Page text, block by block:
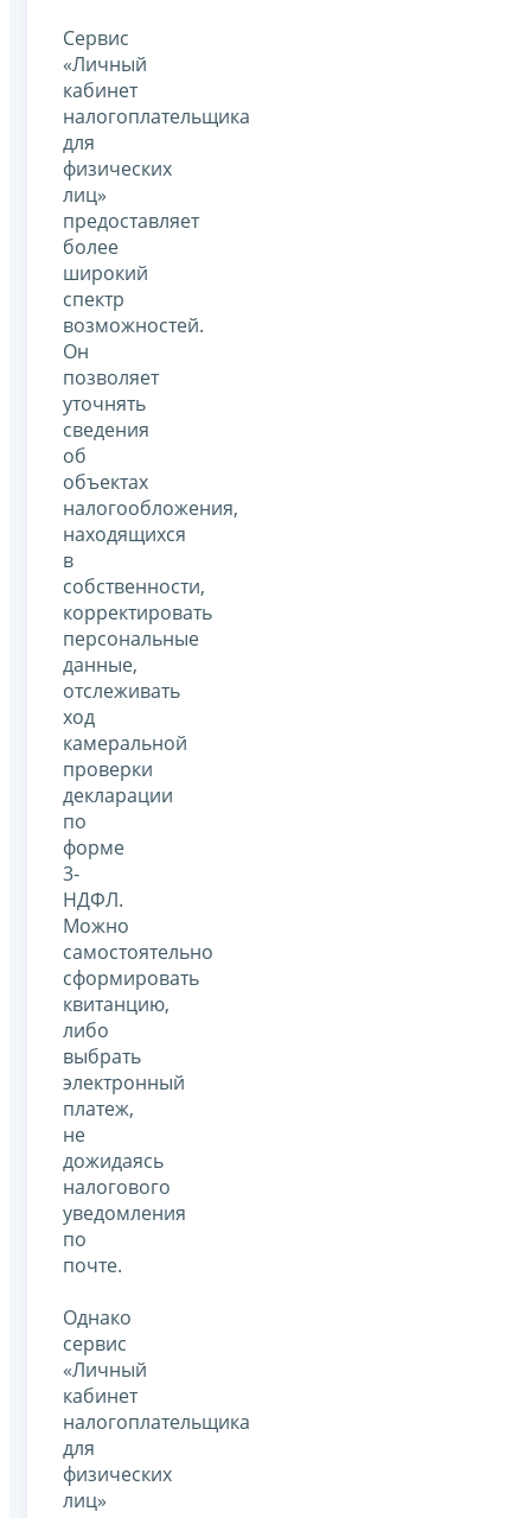
Сервис
«Личный
кабинет
налогоплательщика
для
физических
лиц»
предоставляет
более
широкий
спектр
возможностей.
Он
позволяет
уточнять
сведения
об
объектах
налогообложения,
находящихся
в
собственности,
корректировать
персональные
данные,
отслеживать
ход
камеральной
проверки
декларации
по
форме
3-
НДФЛ.
Можно
самостоятельно
сформировать
квитанцию,
либо
выбрать
электронный
платеж,
не
дожидаясь
налогового
уведомления
по
почте.
Однако
сервис
«Личный
кабинет
налогоплательщика
для
физических
лиц»